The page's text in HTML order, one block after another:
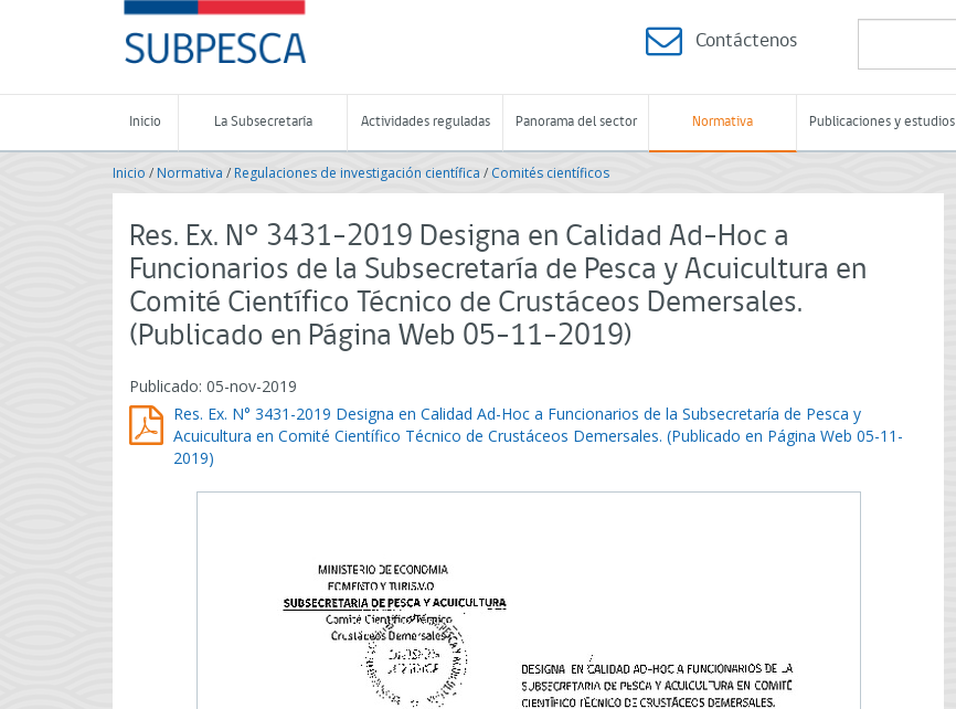
-
Subsecretaría
de
Pesca
Acuicultura
-
de
Chile
Contáctenos
Inicio La Subsecretaría Actividades reguladas Panorama del sector Normativa Publicaciones y estudios
Inicio /Normativa / Regulaciones de investigación científica / Comités científicos
Res. Ex. N° 3431-2019 Designa en Calidad Ad-Hoc a
Funcionarios de la Subsecretaría de Pesca y Acuicultura en
Comité Científico Técnico de Crustáceos Demersales.
(Publicado en Página Web 05-11-2019)
Publicado: 05-nov-2019
Res. Ex. N° 3431-2019 Designa en Calidad Ad-Hoc a Funcionarios de la Subsecretaría de Pesca y
Acuicultura en Comité Científico Técnico de Crustáceos Demersales. (Publicado en Página Web 05-11-
2019)